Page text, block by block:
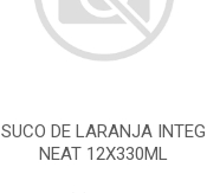
SUCO DE LARANJA INTEG
NEAT 12X330ML